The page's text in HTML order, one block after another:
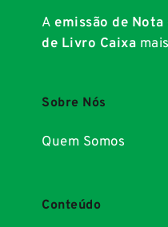
Aemissão de
de Livro Caixa
Sobre Nós
Quem Somos
Conteúdo